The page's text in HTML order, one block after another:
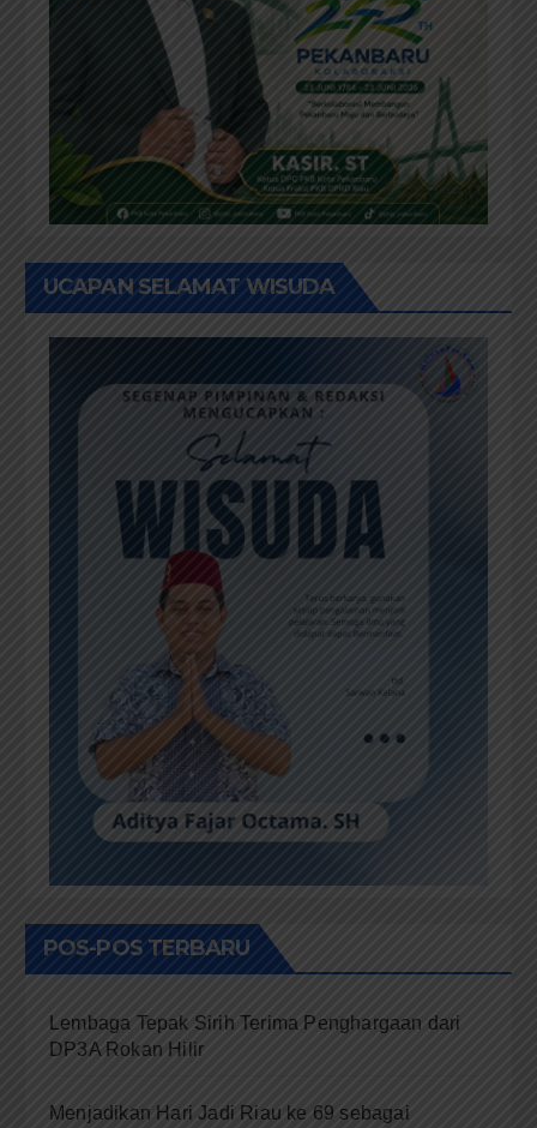
UCAPAN SELAMAT WISUDA
POS-POS TERBARU
Lembaga Tepak Sirih Terima Penghargaan dari
DP3A Rokan Hilir
Menjadikan Hari Jadi Riau ke 69 sebagai